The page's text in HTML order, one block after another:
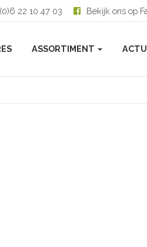
22 10 47 03 Bekijk ons op
ASSORTIMENT